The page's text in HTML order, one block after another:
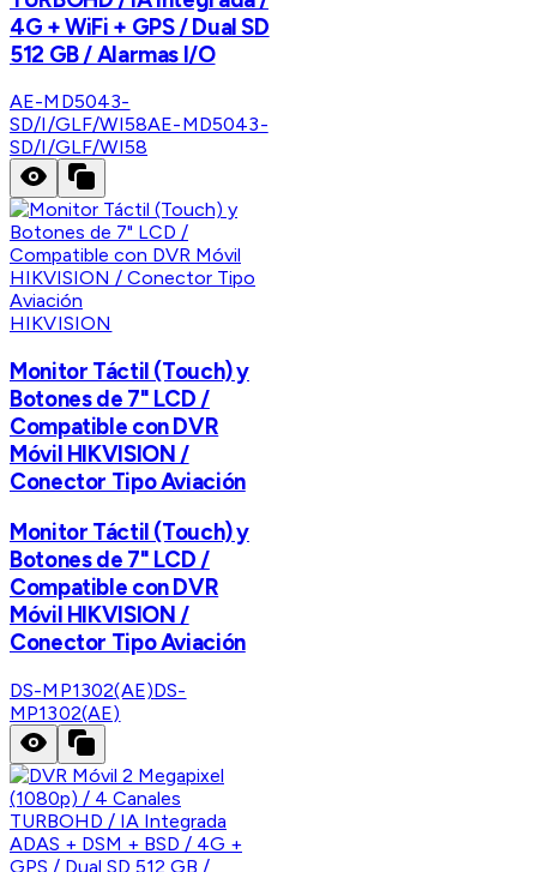
4G + WiFi + GPS / Dual SD
512 GB / Alarmas I/O
AE-MD5043-
SD/I/GLF/WI58AE-MD5043-
SD/I/GLF/WI58
HIKVISION
Monitor Táctil (Touch) y
Botones de 7" LCD /
Compatible con DVR
Móvil HIKVISION /
Conector Tipo Aviación
Monitor Táctil (Touch) y
Botones de 7" LCD /
Compatible con DVR
Móvil HIKVISION /
Conector Tipo Aviación
DS-MP1302(AE)DS-
MP1302(AE)